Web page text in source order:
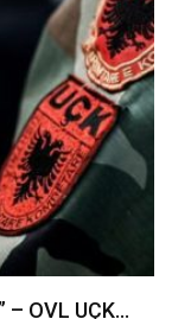
Kur nuk